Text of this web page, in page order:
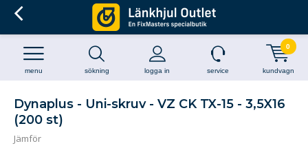
sökning logga in
menu service kundvagn
0
Dynaplus - Uni-skruv - VZ CK TX-15 - 3,5X16
(200 st)
Jämför